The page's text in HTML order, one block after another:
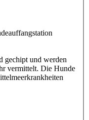
gechipt und werden
vermittelt. Die Hunde